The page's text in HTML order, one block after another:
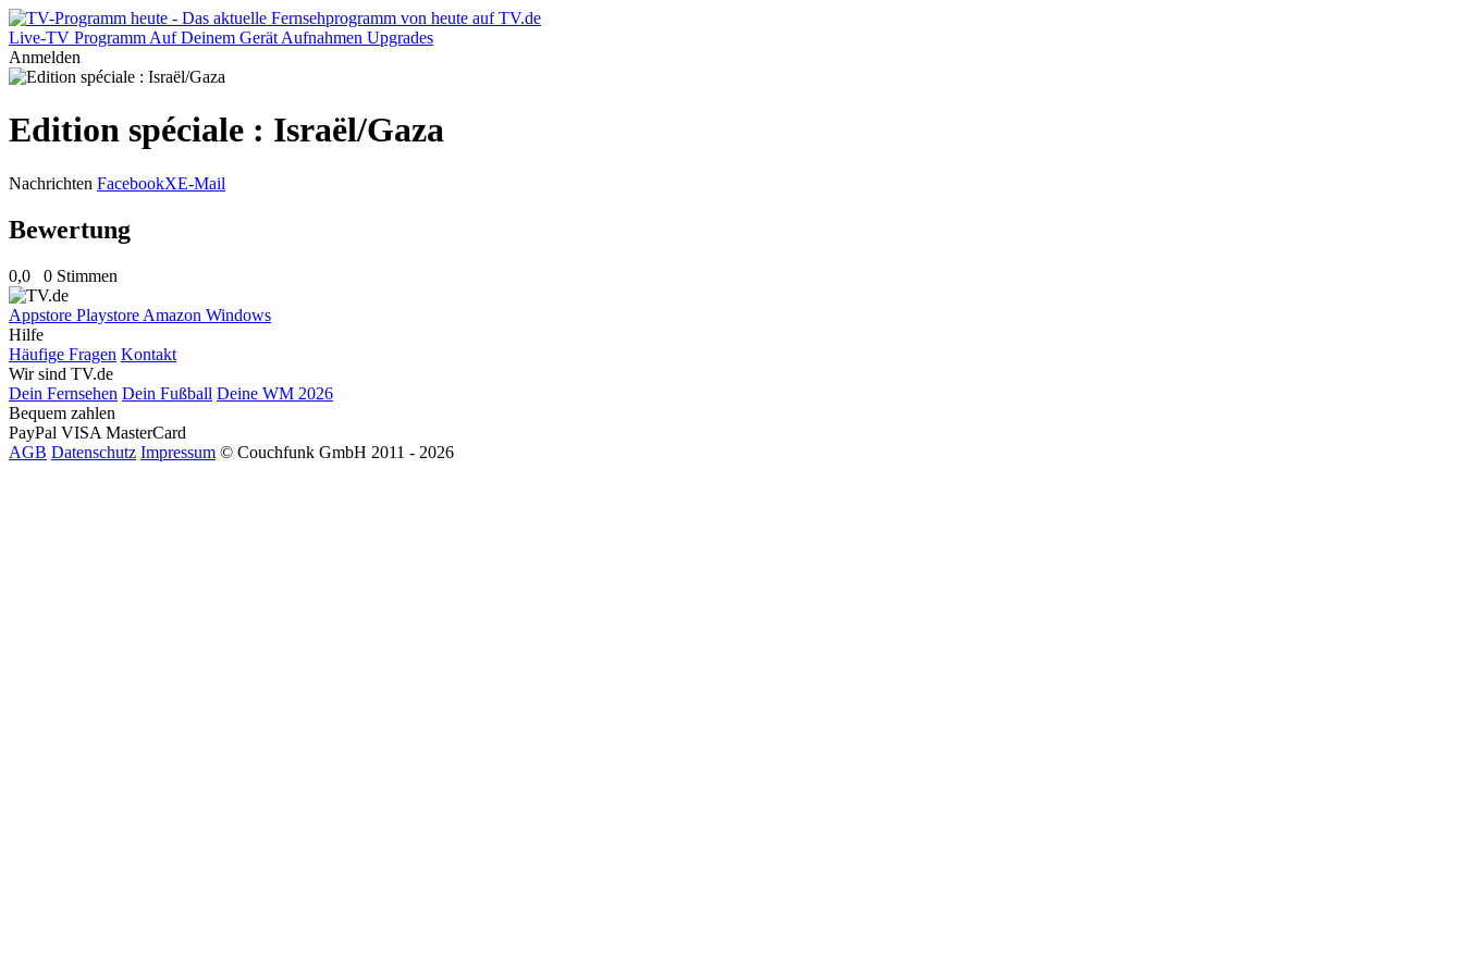
Live-TV Programm Auf Deinem Gerät Aufnahmen Upgrades
Anmelden
Edition spéciale : Israël/Gaza
Nachrichten FacebookXE-Mail
Bewertung
0,0 0 Stimmen
Appstore Playstore Amazon Windows
Hilfe
Häufige Fragen Kontakt
Wir sind TV.de
Dein Fernsehen Dein Fußball Deine WM 2026
Bequem zahlen
PayPal VISA MasterCard
AGB Datenschutz Impressum © Couchfunk GmbH 2011 - 2026